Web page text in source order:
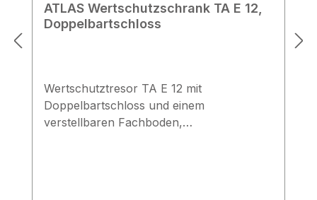
ATLAS Wertschutzschrank TA E 12,
Doppelbartschloss
Wertschutztresor TA E 12 mit
Doppelbartschloss und einem
verstellbaren Fachboden,